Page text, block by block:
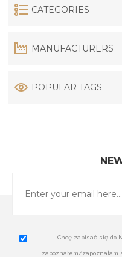
CATEGORIES
MANUFACTURERS
POPULAR TAGS
Chcę zapisać się do
zapoznałem/